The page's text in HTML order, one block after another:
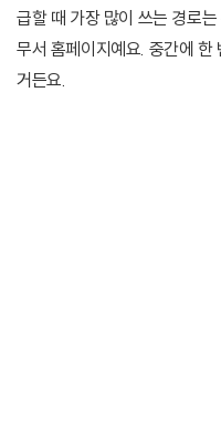
급할 때 가장 많이 쓰는 경로
무서 홈페이지예요. 중간에 한
거든요.